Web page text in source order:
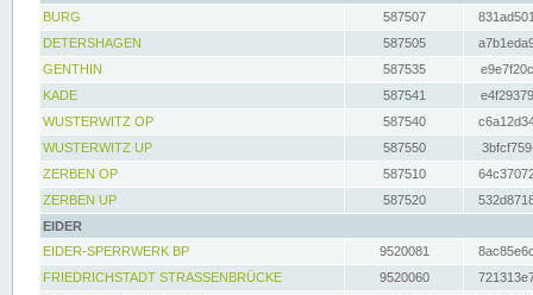
BURG
587507
DETERSHAGEN
587505
GENTHIN
587535
KADE
587541
WUSTERWITZ OP
587540
WUSTERWITZ UP
587550
ZERBEN OP
587510
ZERBEN UP
587520
EIDER
EIDER-SPERRWERK BP
9520081
FRIEDRICHSTADT STRASSENBRÜCKE
9520060